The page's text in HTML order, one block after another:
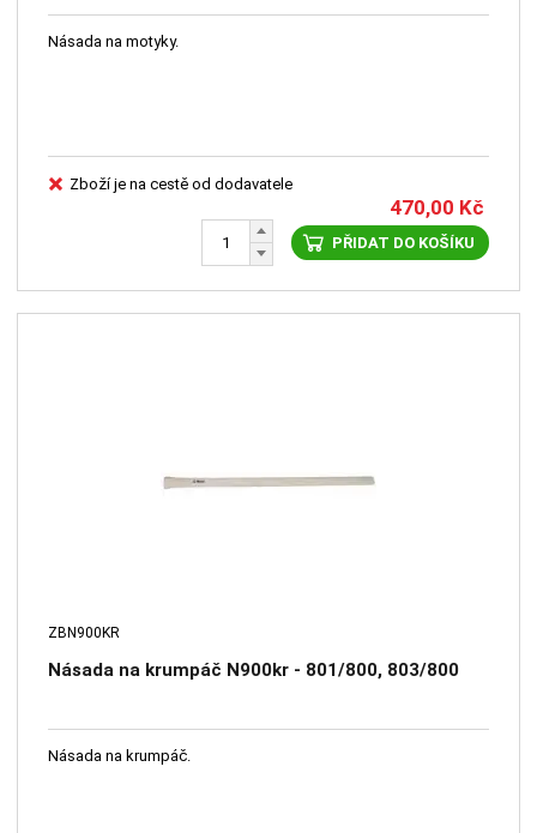
Násada na motyky.
Zboží je na cestě od dodavatele
470,00 Kč
PŘIDAT DO KOŠÍKU
ZBN900KR
Násada na krumpáč N900kr - 801/800, 803/800
Násada na krumpáč.